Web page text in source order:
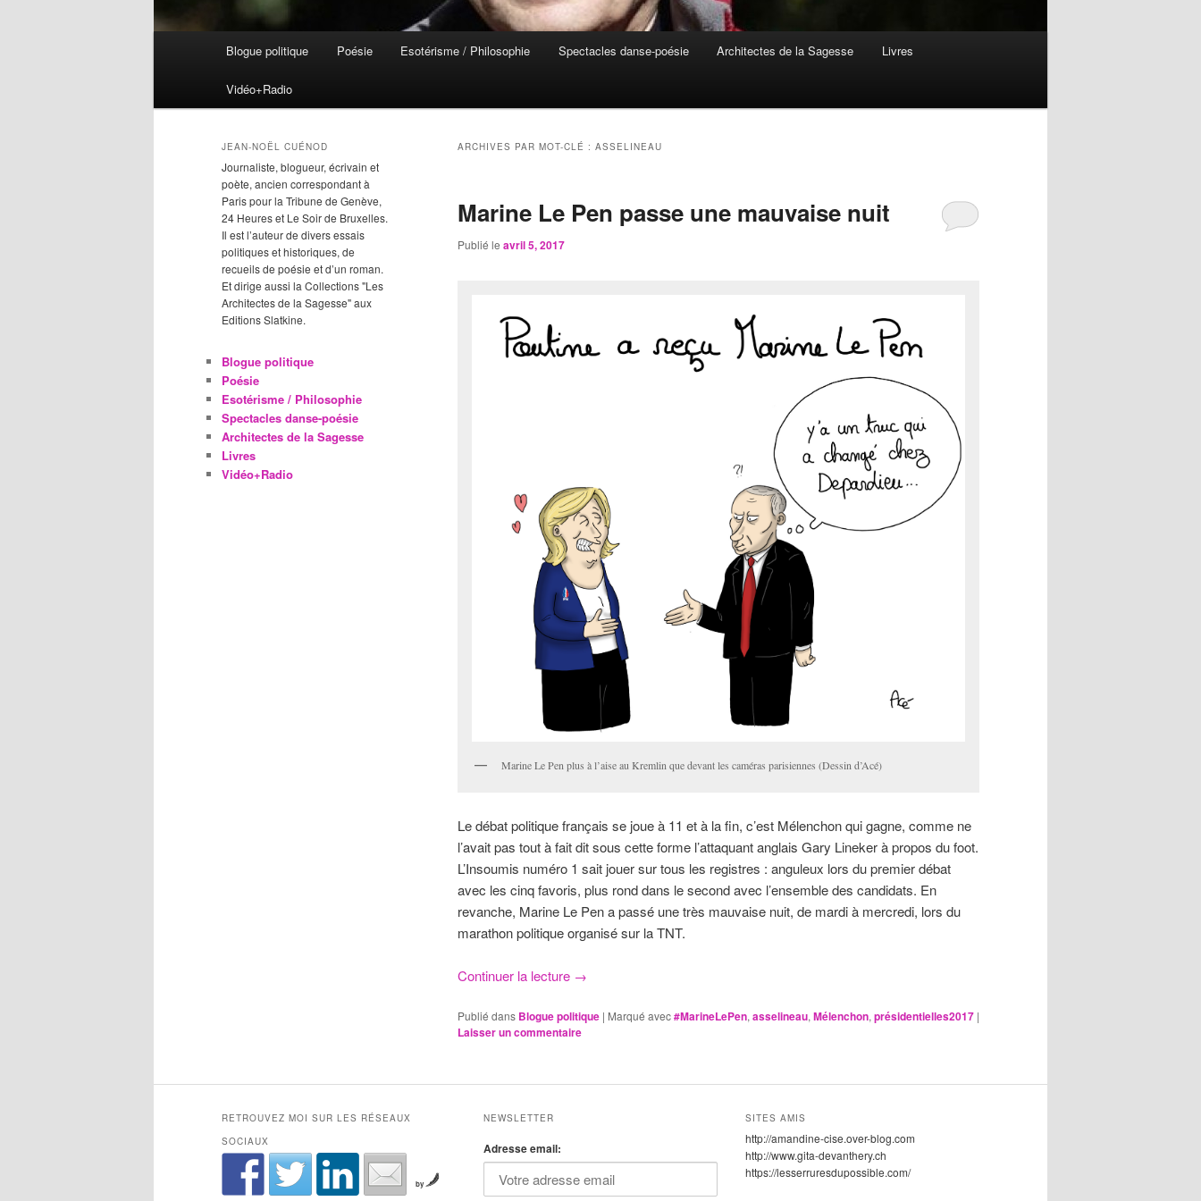
Aller
au
contenu
principal
Aller
au
contenu
secondaire
Blogue politique Poésie Esotérisme / Philosophie Spectacles danse-poésie Architectes de la Sagesse Livres
Vidéo+Radio
ARCHIVES PAR MOT-CLÉ : ASSELINEAU
Marine Le Pen passe une mauvaise nuit
Publié le avril 5, 2017
Marine Le Pen plus à l’aise au Kremlin que devant les caméras parisiennes (Dessin d’Acé)
Le débat politique français se joue à 11 et à la fin, c’est Mélenchon qui gagne, comme ne
l’avait pas tout à fait dit sous cette forme l’attaquant anglais Gary Lineker à propos du foot.
L’Insoumis numéro 1 sait jouer sur tous les registres : anguleux lors du premier débat
avec les cinq favoris, plus rond dans le second avec l’ensemble des candidats. En
revanche, Marine Le Pen a passé une très mauvaise nuit, de mardi à mercredi, lors du
marathon politique organisé sur la TNT.
Continuer la lecture →
Publié dans Blogue politique | Marqué avec#MarineLePen, asselineau, Mélenchon, présidentielles2017 |
Laisser un commentaire
JEAN-NOËL CUÉNOD
Journaliste, blogueur, écrivain et
poète, ancien correspondant à
Paris pour la Tribune de Genève,
24 Heures et Le Soir de Bruxelles.
Il est l’auteur de divers essais
politiques et historiques, de
recueils de poésie et d’un roman.
Et dirige aussi la Collections "Les
Architectes de la Sagesse" aux
Editions Slatkine.
Blogue politique
Poésie
Esotérisme / Philosophie
Spectacles danse-poésie
Architectes de la Sagesse
Livres
Vidéo+Radio
RETROUVEZ MOI SUR LES RÉSEAUX
SOCIAUX
by
NEWSLETTER
Adresse email:
SITES AMIS
http://amandine-cise.over-blog.com
http://www.gita-devanthery.ch
https://lesserruresdupossible.com/